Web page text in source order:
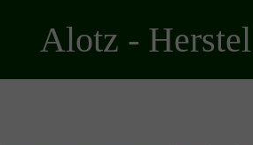
Alotz -